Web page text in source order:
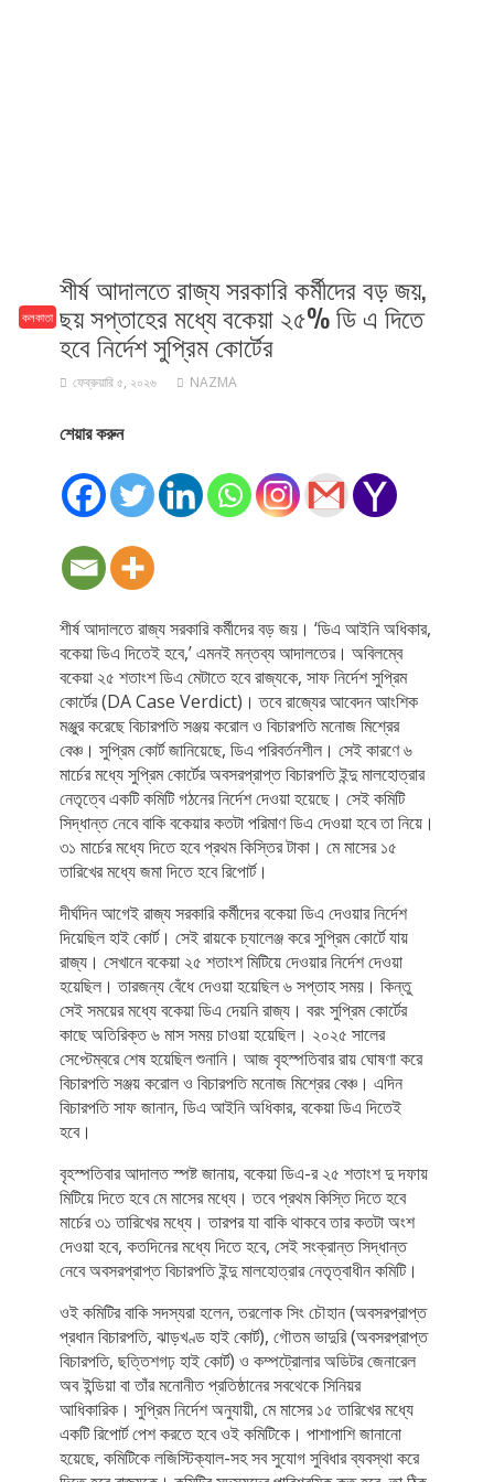
কলকাতা
শীর্ষ আদালতে রাজ্য সরকারি কর্মীদের বড় জয়,
ছয় সপ্তাহের মধ্যে বকেয়া ২৫% ডি এ দিতে
হবে নির্দেশ সুপ্রিম কোর্টের
ফেব্রুয়ারি ৫, ২০২৬ NAZMA
শেয়ার করুন
শীর্ষ আদালতে রাজ্য সরকারি কর্মীদের বড় জয়। ‘ডিএ আইনি অধিকার,
বকেয়া ডিএ দিতেই হবে,’ এমনই মন্তব্য আদালতের। অবিলম্বে
বকেয়া ২৫ শতাংশ ডিএ মেটাতে হবে রাজ্যকে, সাফ নির্দেশ সুপ্রিম
কোর্টের (DA Case Verdict)। তবে রাজ্যের আবেদন আংশিক
মঞ্জুর করেছে বিচারপতি সঞ্জয় করোল ও বিচারপতি মনোজ মিশ্রের
বেঞ্চ। সুপ্রিম কোর্ট জানিয়েছে, ডিএ পরিবর্তনশীল। সেই কারণে ৬
মার্চের মধ্যে সুপ্রিম কোর্টের অবসরপ্রাপ্ত বিচারপতি ইন্দু মালহোত্রার
নেতৃত্বে একটি কমিটি গঠনের নির্দেশ দেওয়া হয়েছে। সেই কমিটি
সিদ্ধান্ত নেবে বাকি বকেয়ার কতটা পরিমাণ ডিএ দেওয়া হবে তা নিয়ে।
৩১ মার্চের মধ্যে দিতে হবে প্রথম কিস্তির টাকা। মে মাসের ১৫
তারিখের মধ্যে জমা দিতে হবে রিপোর্ট।
দীর্ঘদিন আগেই রাজ্য সরকারি কর্মীদের বকেয়া ডিএ দেওয়ার নির্দেশ
দিয়েছিল হাই কোর্ট। সেই রায়কে চ্যালেঞ্জ করে সুপ্রিম কোর্টে যায়
রাজ্য। সেখানে বকেয়া ২৫ শতাংশ মিটিয়ে দেওয়ার নির্দেশ দেওয়া
হয়েছিল। তারজন্য বেঁধে দেওয়া হয়েছিল ৬ সপ্তাহ সময়। কিন্তু
সেই সময়ের মধ্যে বকেয়া ডিএ দেয়নি রাজ্য। বরং সুপ্রিম কোর্টের
কাছে অতিরিক্ত ৬ মাস সময় চাওয়া হয়েছিল। ২০২৫ সালের
সেপ্টেম্বরে শেষ হয়েছিল শুনানি। আজ বৃহস্পতিবার রায় ঘোষণা করে
বিচারপতি সঞ্জয় করোল ও বিচারপতি মনোজ মিশ্রের বেঞ্চ। এদিন
বিচারপতি সাফ জানান, ডিএ আইনি অধিকার, বকেয়া ডিএ দিতেই
হবে।
বৃহস্পতিবার আদালত স্পষ্ট জানায়, বকেয়া ডিএ-র ২৫ শতাংশ দু দফায়
মিটিয়ে দিতে হবে মে মাসের মধ্যে। তবে প্রথম কিস্তি দিতে হবে
মার্চের ৩১ তারিখের মধ্যে। তারপর যা বাকি থাকবে তার কতটা অংশ
দেওয়া হবে, কতদিনের মধ্যে দিতে হবে, সেই সংক্রান্ত সিদ্ধান্ত
নেবে অবসরপ্রাপ্ত বিচারপতি ইন্দু মালহোত্রার নেতৃত্বাধীন কমিটি।
ওই কমিটির বাকি সদস্যরা হলেন, তরলোক সিং চৌহান (অবসরপ্রাপ্ত
প্রধান বিচারপতি, ঝাড়খণ্ড হাই কোর্ট), গৌতম ভাদুরি (অবসরপ্রাপ্ত
বিচারপতি, ছত্তিশগঢ় হাই কোর্ট) ও কম্পট্রোলার অডিটর জেনারেল
অব ইন্ডিয়া বা তাঁর মনোনীত প্রতিষ্ঠানের সবথেকে সিনিয়র
আধিকারিক। সুপ্রিম নির্দেশ অনুযায়ী, মে মাসের ১৫ তারিখের মধ্যে
একটি রিপোর্ট পেশ করতে হবে ওই কমিটিকে। পাশাপাশি জানানো
হয়েছে, কমিটিকে লজিস্টিক্যাল-সহ সব সুযোগ সুবিধার ব্যবস্থা করে